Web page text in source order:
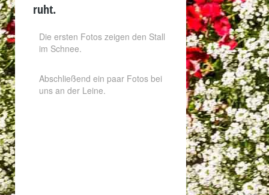
ruht.
Die ersten Fotos zeigen den Stall
im Schnee.
Abschließend ein paar Fotos bei
uns an der Leine.